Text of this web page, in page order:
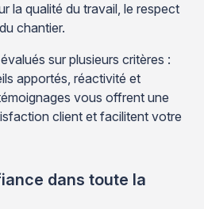
la qualité du travail, le respect
chantier.
sur plusieurs critères :
apportés, réactivité et
vous offrent une
client et facilitent votre
dans toute la